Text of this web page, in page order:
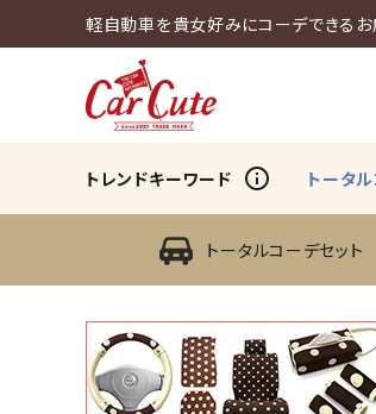
軽自動車を貴女好みにコーデできるお
トレンドキーワード info_outline トータ
トータルコーデセット